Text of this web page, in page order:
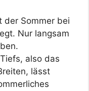
der Sommer bei
Nur langsam
also das
lässt